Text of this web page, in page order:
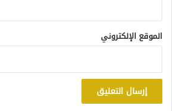
الموقع الإلكتروني